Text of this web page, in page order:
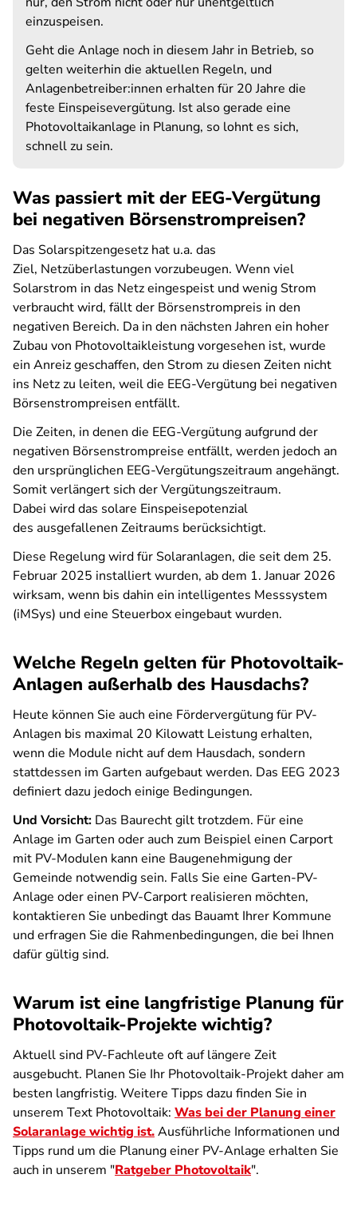
einzuspeisen.
Geht die Anlage noch in diesem Jahr in Betrieb, so
gelten weiterhin die aktuellen Regeln, und
Anlagenbetreiber:innen erhalten für 20 Jahre die
feste Einspeisevergütung. Ist also gerade eine
Photovoltaikanlage in Planung, so lohnt es sich,
schnell zu sein.
Was passiert mit der EEG-Vergütung
bei negativen Börsenstrompreisen?
Das Solarspitzengesetz hat u.a. das
Ziel, Netzüberlastungen vorzubeugen. Wenn viel
Solarstrom in das Netz eingespeist und wenig Strom
verbraucht wird, fällt der Börsenstrompreis in den
negativen Bereich. Da in den nächsten Jahren ein hoher
Zubau von Photovoltaikleistung vorgesehen ist, wurde
ein Anreiz geschaffen, den Strom zu diesen Zeiten nicht
ins Netz zu leiten, weil die EEG-Vergütung bei negativen
Börsenstrompreisen entfällt.
Die Zeiten, in denen die EEG-Vergütung aufgrund der
negativen Börsenstrompreise entfällt, werden jedoch an
den ursprünglichen EEG-Vergütungszeitraum angehängt.
Somit verlängert sich der Vergütungszeitraum.
Dabei wird das solare Einspeisepotenzial
des ausgefallenen Zeitraums berücksichtigt.
Diese Regelung wird für Solaranlagen, die seit dem 25.
Februar 2025 installiert wurden, ab dem 1. Januar 2026
wirksam, wenn bis dahin ein intelligentes Messsystem
(iMSys) und eine Steuerbox eingebaut wurden.
Welche Regeln gelten für Photovoltaik-
Anlagen außerhalb des Hausdachs?
Heute können Sie auch eine Fördervergütung für PV-
Anlagen bis maximal 20 Kilowatt Leistung erhalten,
wenn die Module nicht auf dem Hausdach, sondern
stattdessen im Garten aufgebaut werden. Das EEG 2023
definiert dazu jedoch einige Bedingungen.
Und Vorsicht: Das Baurecht gilt trotzdem. Für eine
Anlage im Garten oder auch zum Beispiel einen Carport
mit PV-Modulen kann eine Baugenehmigung der
Gemeinde notwendig sein. Falls Sie eine Garten-PV-
Anlage oder einen PV-Carport realisieren möchten,
kontaktieren Sie unbedingt das Bauamt Ihrer Kommune
und erfragen Sie die Rahmenbedingungen, die bei Ihnen
dafür gültig sind.
Warum ist eine langfristige Planung für
Photovoltaik-Projekte wichtig?
Aktuell sind PV-Fachleute oft auf längere Zeit
ausgebucht. Planen Sie Ihr Photovoltaik-Projekt daher am
besten langfristig. Weitere Tipps dazu finden Sie in
unserem Text Photovoltaik: Was bei der Planung einer
Solaranlage wichtig ist.Ausführliche Informationen und
Tipps rund um die Planung einer PV-Anlage erhalten Sie
auch in unserem "Ratgeber Photovoltaik".